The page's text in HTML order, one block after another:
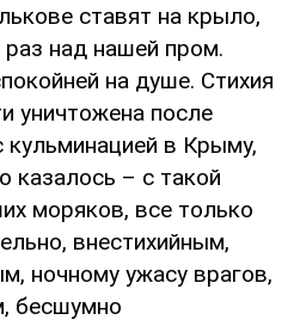
ставят на крыло,
раз над нашей пром.
на душе. Стихия
уничтожена после
кульминацией в Крыму,
казалось – с такой
моряков, все только
внестихийным,
ночному ужасу врагов,
бесшумно